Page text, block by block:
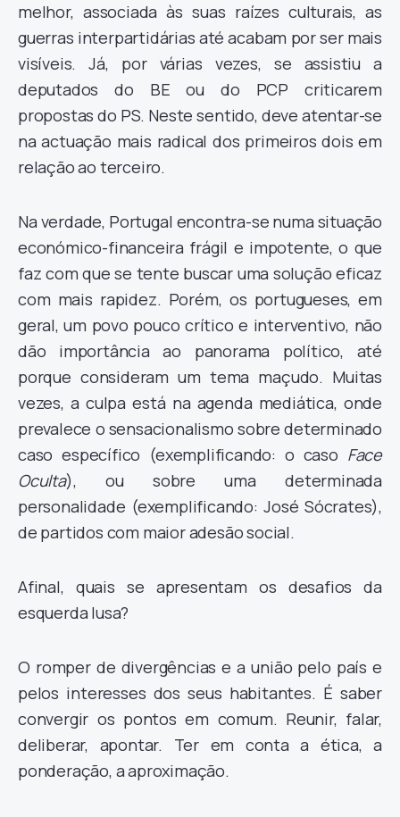
melhor, associada às suas raízes culturais, as
guerras interpartidárias até acabam por ser mais
visíveis. Já, por várias vezes, se assistiu a
deputados do BE ou do PCP criticarem
propostas do PS. Neste sentido, deve atentar-se
na actuação mais radical dos primeiros dois em
relação ao terceiro.
Na verdade, Portugal encontra-se numa situação
económico-financeira frágil e impotente, o que
faz com que se tente buscar uma solução eficaz
com mais rapidez. Porém, os portugueses, em
geral, um povo pouco crítico e interventivo, não
dão importância ao panorama político, até
porque consideram um tema maçudo. Muitas
vezes, a culpa está na agenda mediática, onde
prevalece o sensacionalismo sobre determinado
caso específico (exemplificando: o caso Face
Oculta), ou sobre uma determinada
personalidade (exemplificando: José Sócrates),
de partidos com maior adesão social.
Afinal, quais se apresentam os desafios da
esquerda lusa?
O romper de divergências e a união pelo país e
pelos interesses dos seus habitantes. É saber
convergir os pontos em comum. Reunir, falar,
deliberar, apontar. Ter em conta a ética, a
ponderação, a aproximação.